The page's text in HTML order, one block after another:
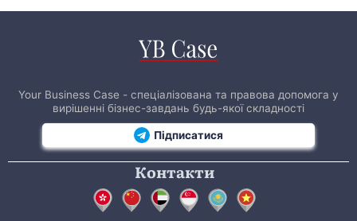
Your Business Case - спеціалізована та правова допомога у
вирішенні бізнес-завдань будь-якої складності
Підписатися
Контакти